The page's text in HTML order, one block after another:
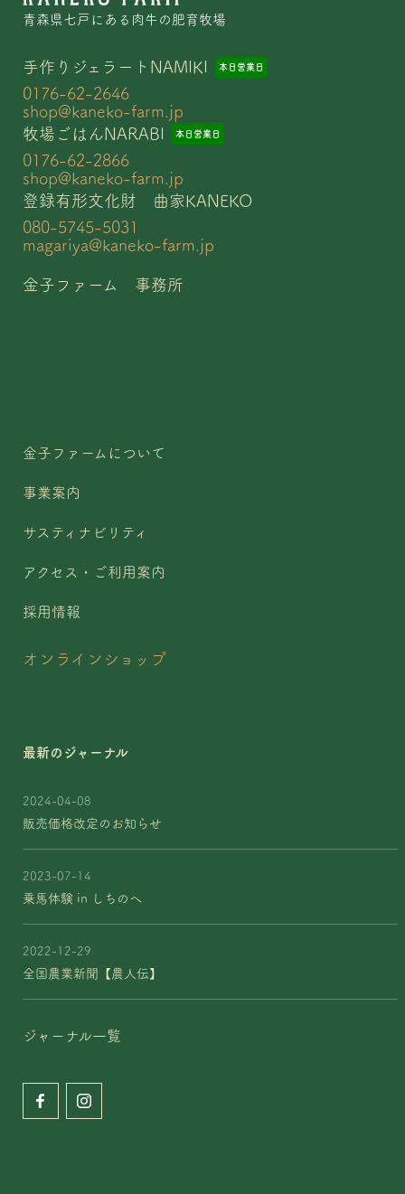
青森県七戸にある肉牛の肥育牧場
手作りジェラートNAMIKI 本日 営業日
0176-62-2646
shop@kaneko-farm.jp
牧場ごはんNARABI
本日 営業日
0176-62-2866
shop@kaneko-farm.jp
登録有形文化財 曲家KANEKO
080-5745-5031
magariya@kaneko-farm.jp
金子ファーム 事務所
金子ファームについて
事業案内
サスティナビリティ
アクセス・ご利用案内
採用情報
オンラインショップ
最新のジャーナル
2024-04-08
販売価格改定のお知らせ
2023-07-14
乗馬体験 in しちのへ
2022-12-29
全国農業新聞【農人伝】
ジャーナル一覧